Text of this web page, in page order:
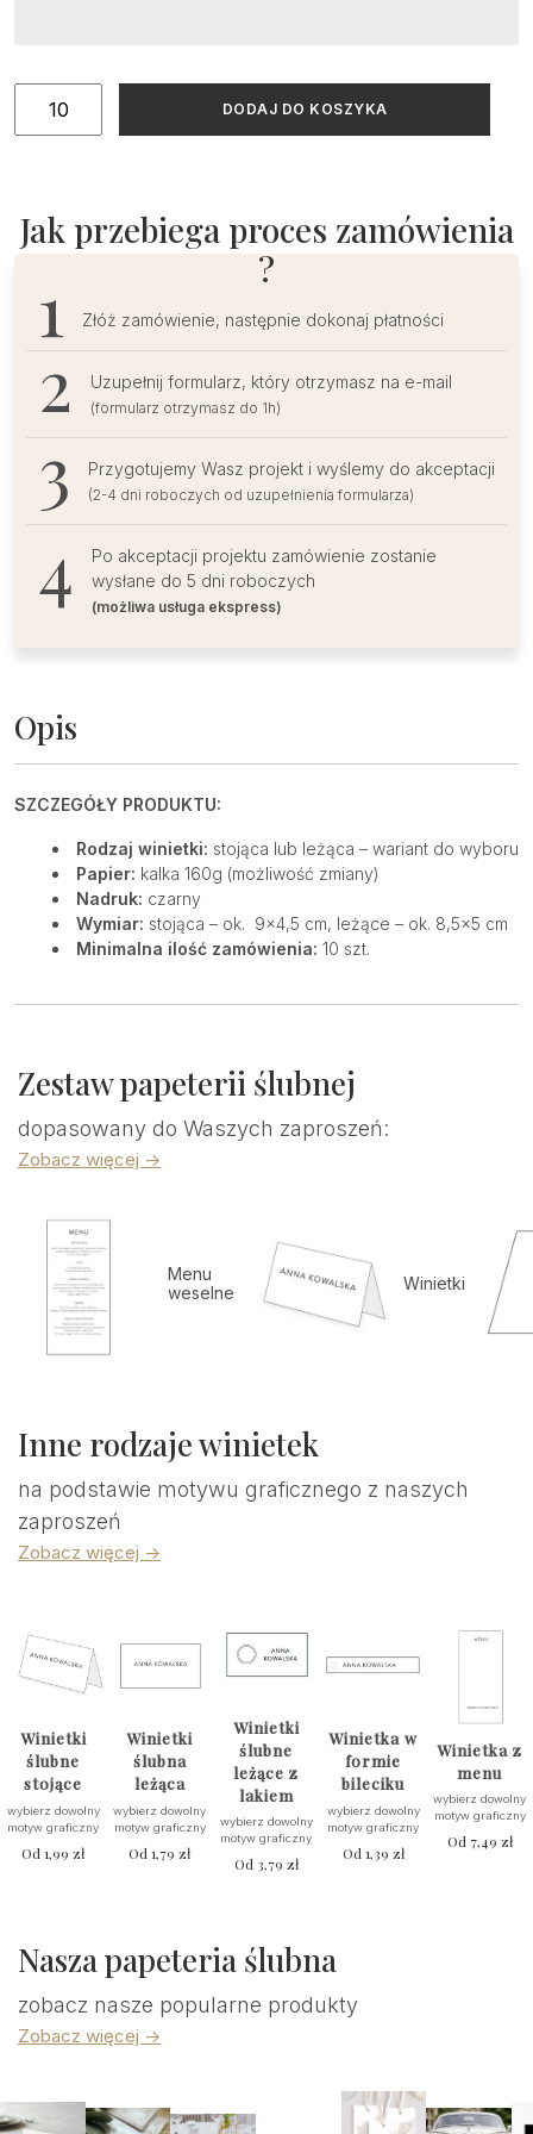
ilość
kalce
minimalistyczne
DODAJ DO KOSZYKA
Jak przebiega proces zamówienia
?
Złóż zamówienie, następnie dokonaj płatności
Uzupełnij formularz, który otrzymasz na e-mail
(formularz otrzymasz do 1h)
Przygotujemy Wasz projekt i wyślemy do akceptacji
(2-4 dni roboczych od uzupełnienia formularza)
Po akceptacji projektu zamówienie zostanie
wysłane do 5 dni roboczych
(możliwa usługa ekspress)
Opis
SZCZEGÓŁY PRODUKTU:
Rodzaj winietki: stojąca lub leżąca – wariant do wyboru
Papier: kalka 160g (możliwość zmiany)
Nadruk: czarny
Wymiar: stojąca – ok. 9×4,5 cm, leżące – ok. 8,5×5 cm
Minimalna ilość zamówienia: 10 szt.
Zestaw papeterii ślubnej
dopasowany do Waszych zaproszeń:
Zobacz więcej ->
Menu
weselne
Winietki
Inne rodzaje winietek
na podstawie motywu graficznego z naszych
zaproszeń
Zobacz więcej ->
Winietki
ślubne
stojące
wybierz dowolny
motyw graficzny
Od1,99zł
Winietki
ślubna
leżąca
wybierz dowolny
motyw graficzny
Od1,79zł
Winietki
ślubne
leżące z
lakiem
wybierz dowolny
motyw graficzny
Od 3,79 zł
Winietka w
formie
bileciku
wybierz dowolny
motyw graficzny
Od 1,39 zł
Winietka z
menu
wybierz dowolny
motyw graficzny
Od 7,49 zł
Nasza papeteria ślubna
zobacz nasze popularne produkty
Zobacz więcej ->